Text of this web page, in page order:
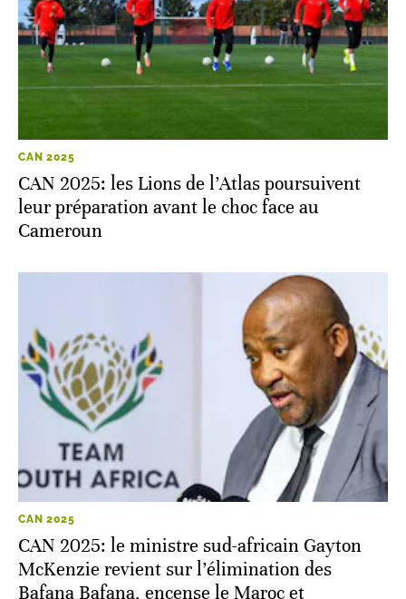
CAN 2025
CAN 2025: les Lions de l’Atlas poursuivent
leur préparation avant le choc face au
Cameroun
CAN 2025
CAN 2025: le ministre sud-africain Gayton
McKenzie revient sur l’élimination des
Bafana Bafana, encense le Maroc et